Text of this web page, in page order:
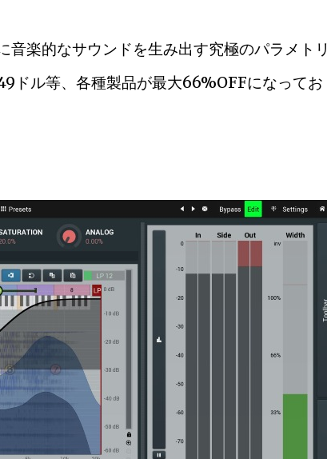
楽的なサウンドを生み出す究極のパラメトリ
ル等、各種製品が最大66%OFFになってお